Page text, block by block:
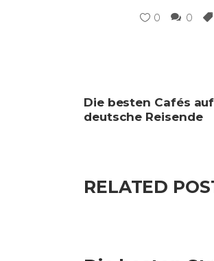
0 0
Die besten Cafés
deutsche Reisende
RELATED